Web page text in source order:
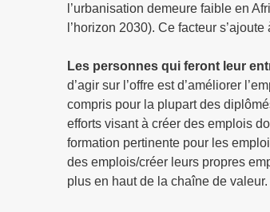
l’urbanisation demeure faible en
l’horizon 2030). Ce facteur
Les personnes qui feront leur
d’agir sur l’offre est d’améliorer
compris pour la plupart des
efforts visant à créer des emplois
formation pertinente pour les
des emplois/créer leurs propres
plus en haut de la chaîne de valeur.